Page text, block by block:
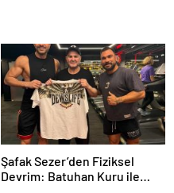
Şafak Sezer’den Fiziksel
Devrim: Batuhan Kuru ile